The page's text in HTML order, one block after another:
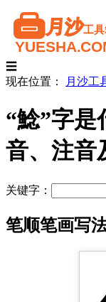
☰
现在位置：
月沙工
“鯰”字是
音、注音
关键字：
笔顺笔画写